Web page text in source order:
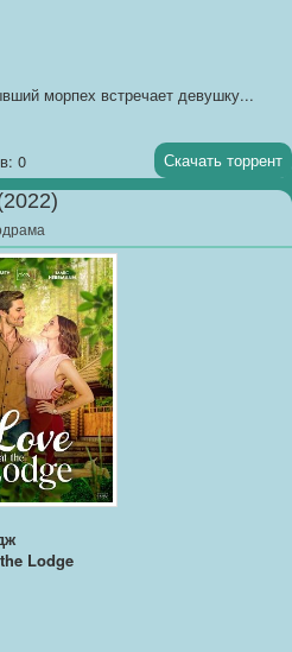
морпех встречает девушку...
0 Скачать торрент
Lodge